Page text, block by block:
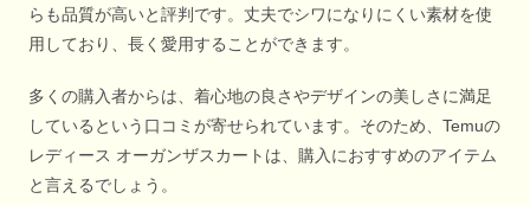
らも品質が高いと評判です。丈夫でシワになりにくい素材を使
用しており、長く愛用することができます。
多くの購入者からは、着心地の良さやデザインの美しさに満足
しているという口コミが寄せられています。そのため、Temuの
レディース オーガンザスカートは、購入におすすめのアイテム
と言えるでしょう。